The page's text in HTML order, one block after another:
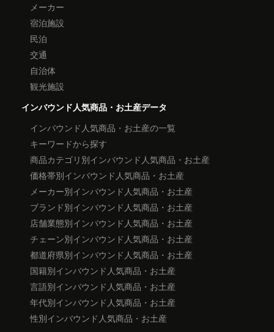
メーカー
宿泊施設
民泊
交通
自治体
観光施設
インバウンド人気商品・お土産データ
インバウンド人気商品・お土産の一覧
キーワードから探す
商品カテゴリ別インバウンド人気商品・お土産
価格帯別インバウンド人気商品・お土産
メーカー別インバウンド人気商品・お土産
ブランド別インバウンド人気商品・お土産
店舗業態別インバウンド人気商品・お土産
チェーン別インバウンド人気商品・お土産
都道府県別インバウンド人気商品・お土産
国籍別インバウンド人気商品・お土産
言語別インバウンド人気商品・お土産
年代別インバウンド人気商品・お土産
性別インバウンド人気商品・お土産